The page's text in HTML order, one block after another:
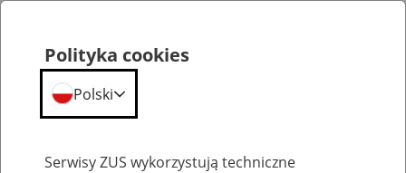
Polityka cookies
Polski
Serwisy ZUS wykorzystują techniczne